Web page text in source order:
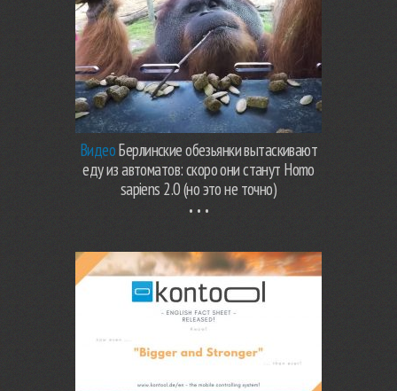
ВидеоБерлинские обезьянки вытаскивают
еду из автоматов: скоро они станут Homo
sapiens 2.0 (но это не точно)